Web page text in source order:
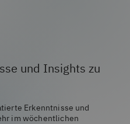
und Insights zu
Erkenntnisse und
im wöchentlichen